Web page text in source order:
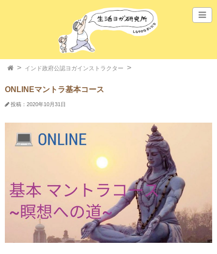
インド政府公認ヨガインストラクター
ONLINEマントラ基本コース
投稿：2020年10月31日